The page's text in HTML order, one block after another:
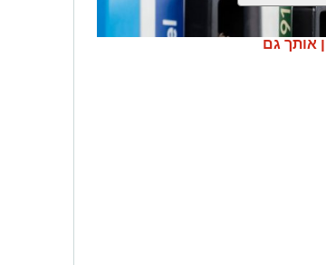
אותך גם